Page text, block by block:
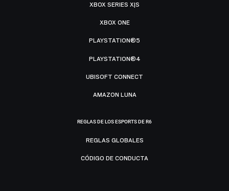
XBOX SERIES X|S
XBOX ONE
PLAYSTATION®5
PLAYSTATION®4
UBISOFT CONNECT
AMAZON LUNA
REGLAS DE LOS ESPORTS DE R6
REGLAS GLOBALES
CÓDIGO DE CONDUCTA